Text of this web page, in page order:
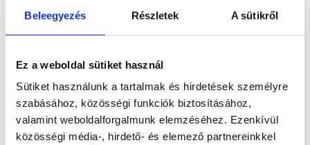
Beleegyezés Részletek A sütikről
Ez a weboldal sütiket használ
Sütiket használunk a tartalmak és hirdetések személyre
szabásához, közösségi funkciók biztosításához,
valamint weboldalforgalmunk elemzéséhez. Ezenkívül
közösségi média-, hirdető- és elemező partnereinkkel